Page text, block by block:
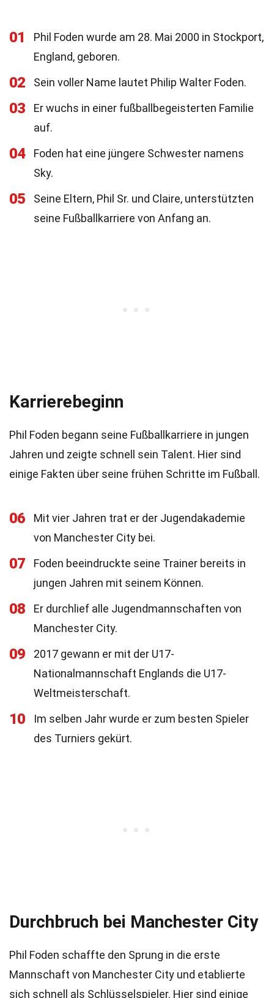
01
Phil Foden wurde am 28. Mai 2000 in Stockport,
England, geboren.
02 Sein voller Name lautet Philip Walter Foden.
03
Er wuchs in einer fußballbegeisterten Familie
auf.
04
Foden hat eine jüngere Schwester namens
Sky.
05
Seine Eltern, Phil Sr. und Claire, unterstützten
seine Fußballkarriere von Anfang an.
Karrierebeginn
Phil Foden begann seine Fußballkarriere in jungen
Jahren und zeigte schnell sein Talent. Hier sind
einige Fakten über seine frühen Schritte im Fußball.
06
Mit vier Jahren trat er der Jugendakademie
von Manchester City bei.
07
Foden beeindruckte seine Trainer bereits in
jungen Jahren mit seinem Können.
08
Er durchlief alle Jugendmannschaften von
Manchester City.
09
2017 gewann er mit der U17-
Nationalmannschaft Englands die U17-
Weltmeisterschaft.
10
Im selben Jahr wurde er zum besten Spieler
des Turniers gekürt.
Durchbruch bei Manchester City
Phil Foden schaffte den Sprung in die erste
Mannschaft von Manchester City und etablierte
sich schnell als Schlüsselspieler. Hier sind einige